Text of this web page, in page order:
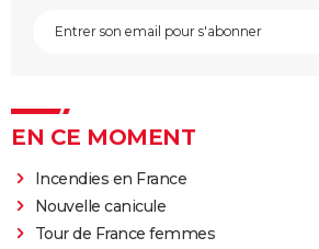
EN CE MOMENT
Incendies en France
Nouvelle canicule
Tour de France femmes